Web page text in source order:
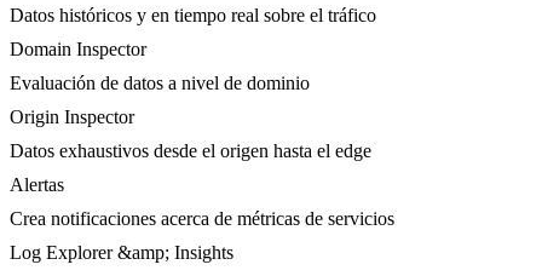
Datos históricos y en tiempo real sobre el tráfico
Domain Inspector
Evaluación de datos a nivel de dominio
Origin Inspector
Datos exhaustivos desde el origen hasta el edge
Alertas
Crea notificaciones acerca de métricas de servicios
Log Explorer &amp; Insights